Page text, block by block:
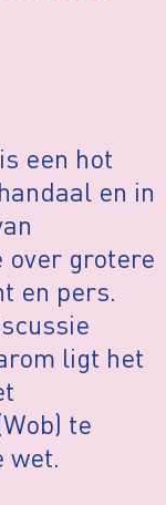
een hot
en in
over grotere
en pers.
ligt het
te
wet.